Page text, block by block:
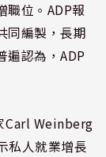
職位。ADP報
同編製，長期
遍認為，ADP
Carl Weinberg
私人就業增長